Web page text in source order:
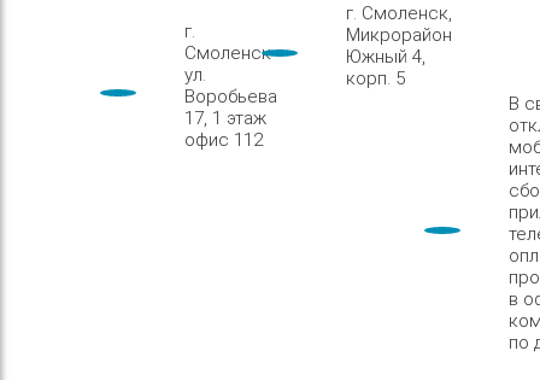
г.
Смоленск
ул.
Воробьева
17, 1 этаж
офис 112
г. Смоленск,
Микрорайон
Южный 4,
корп. 5
В
в
по